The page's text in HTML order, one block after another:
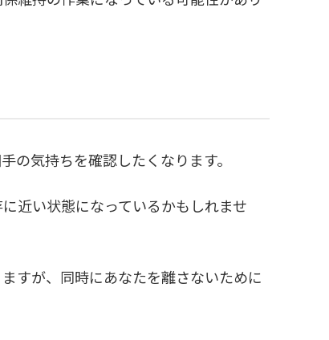
の気持ちを確認したくなります。
近い状態になっているかもしれませ
すが、同時にあなたを離さないために